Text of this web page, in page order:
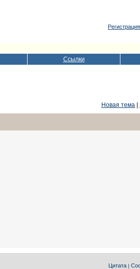
Регистрация
Ссылки
Новая тема
Цитата |